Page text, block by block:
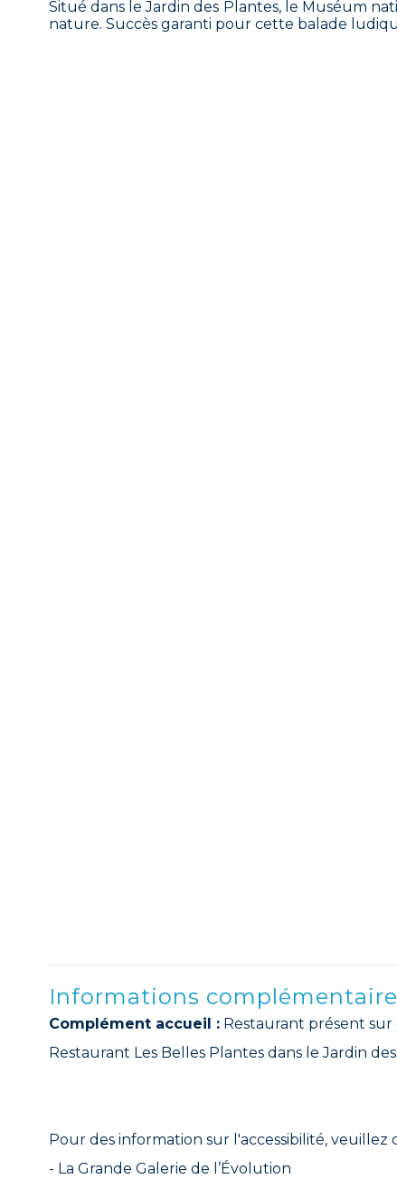
Situé dans le Jardin des Plantes, le Muséum
nature. Succès garanti pour cette balade
Informations
Complément accueil :Restaurant présent sur
Restaurant Les Belles Plantes dans le Jardin
Pour des information sur l'accessibilité, veuillez
- La Grande Galerie de l’Évolution